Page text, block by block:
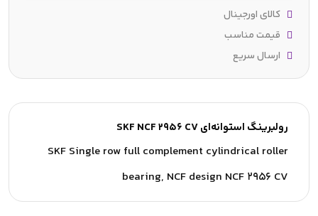
رولبرینگ استوانه‌ای SKF NCF 2956 CV
SKF Single row full complement cylindrical roller
bearing, NCF design NCF 2956 CV
کالای اورجینال
قیمت مناسب
ارسال سریع